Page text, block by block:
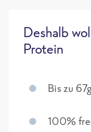
Deshalb
Protein
Bis zu
100%